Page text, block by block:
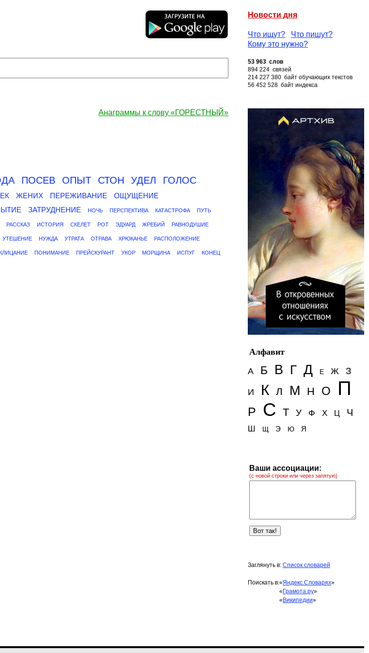
Новости дня
Что ищут?
Что пишут?
Кому это нужно?
53 963 слов
894 224 связей
214 227 380 байт обучающих текстов
56 452 528 байт индекса
Анаграммы к слову «ГОРЕСТНЫЙ»
ПОСЕВ ОПЫТ СТОН УДЕЛ ГОЛОС
ЖЕНИХ ПЕРЕЖИВАНИЕ
ОЩУЩЕНИЕ
ЗАТРУДНЕНИЕ НОЧЬ ПЕРСПЕКТИВА КАТАСТРОФА ПУТЬ
РАССКАЗ ИСТОРИЯ СКЕЛЕТ РОТ ЭДУАРД ЖРЕБИЙ РАВНОДУШИЕ
УТЕШЕНИЕ НУЖДА УТРАТА ОТРАВА ХРЮКАНЬЕ РАСПОЛОЖЕНИЕ
ПОНИМАНИЕ ПРЕЙСКУРАНТ УКОР МОРЩИНА ИСПУГ КОНЕЦ
Алфавит
А
Б В Г Д Е Ж З
И К Л М Н О П
Р С Т У Ф Х Ц Ч
Ш Щ Э Ю Я
Ваши ассоциации:
(с новой строки или через запятую)
Заглянуть в: Список словарей
Поискать в:«Яндекс.Словарях»
« Грамота.ру»
« Википедии»